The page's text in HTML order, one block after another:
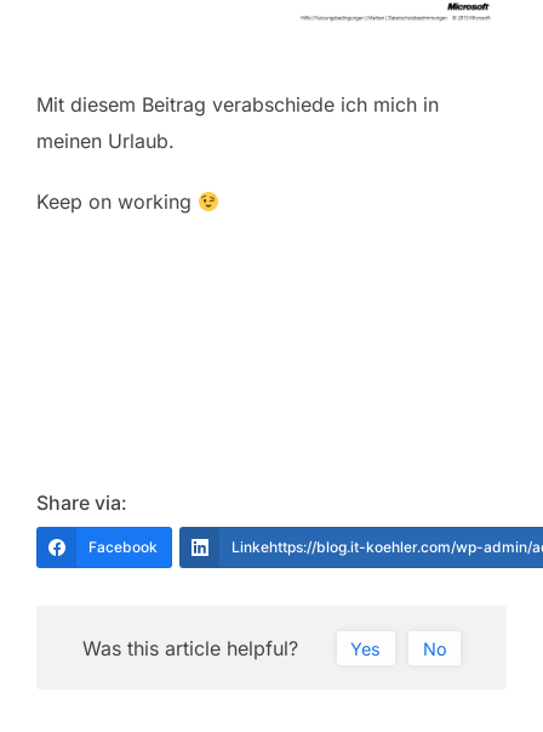
Mit diesem Beitrag verabschiede ich mich in
meinen Urlaub.
Keep on working
Share via:
Facebook Linkehttps://blog.it-koehler.com/wp-admin/
Was this article helpful? Yes No